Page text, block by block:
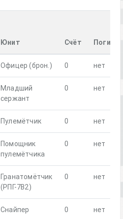
Юнит Счёт Погиб
Офицер (брон.) 0 нет
Младший
сержант
0 нет
Пулемётчик 0 нет
Помощник
пулемётчика
0 нет
Гранатомётчик
(РПГ-7В2)
0 нет
Снайпер 0 нет